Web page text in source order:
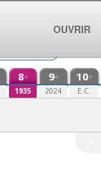
8e
1935
9e
2024
10e
E.C.
OUVRIR